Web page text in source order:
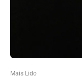
Mais Lido